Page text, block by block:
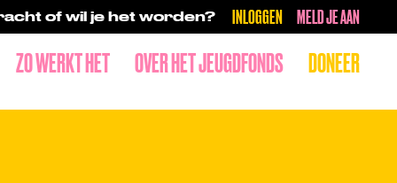
of wil je het worden? INLOGGEN MELD JE AAN
ZO WERKT HET OVER HET JEUGDFONDS DONEER